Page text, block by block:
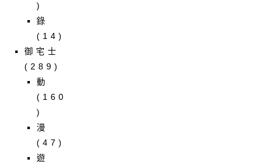
)
錄
(14)
御宅士
(289)
動
(160
)
漫
(47)
遊